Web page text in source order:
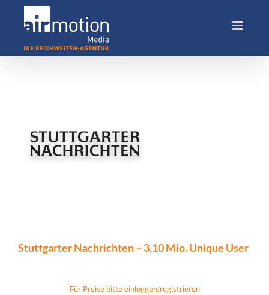
Stuttgarter Nachrichten – 3,10 Mio. Unique User
Für Preise bitte einloggen/registrieren